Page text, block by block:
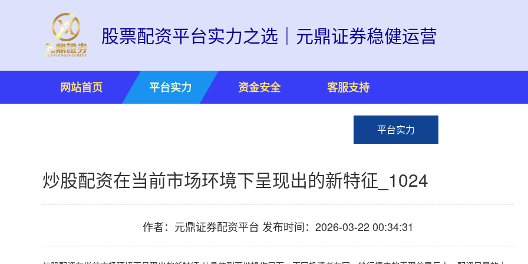
股票配资平台实力之选｜元鼎证券稳健运营
网站首页 平台实力 资金安全 客服支持
平台实力
炒股配资在当前市场环境下呈现出的新特征_1024
作者：元鼎证券配资平台 发布时间：2026-03-22 00:34:31